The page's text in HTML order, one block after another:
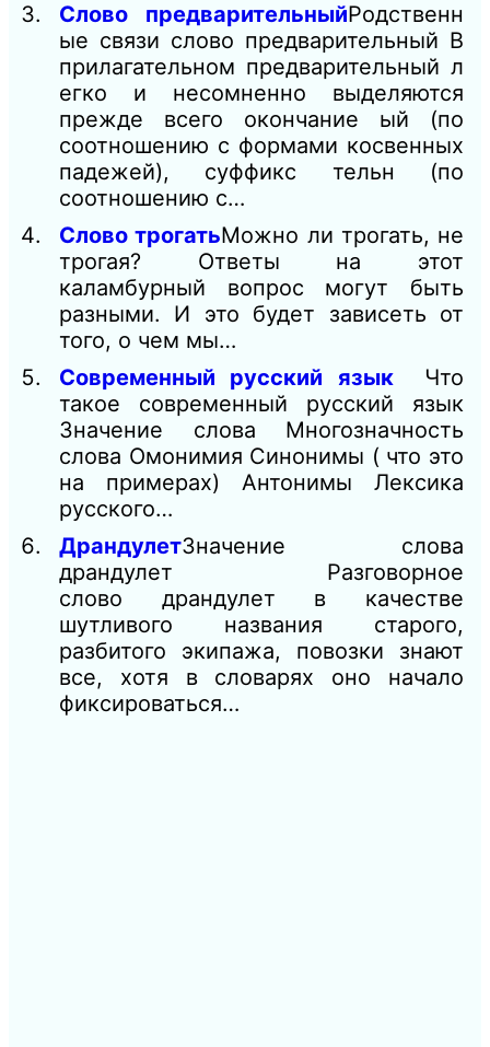
Слово предварительныйРодственн
ые связи слово предварительный В
прилагательном предварительный л
егко и несомненно выделяются
прежде всего окончание ый (по
соотношению с формами косвенных
падежей), суффикс тельн (по
соотношению с…
Слово трогатьМожно ли трогать, не
трогая? Ответы на этот
каламбурный вопрос могут быть
разными. И это будет зависеть от
того, о чем мы…
Современный русский языкЧто
такое современный русский язык
Значение слова Многозначность
слова Омонимия Синонимы ( что это
на примерах) Антонимы Лексика
русского…
ДрандулетЗначение слова
драндулет Разговорное
слово драндулет в качестве
шутливого названия старого,
разбитого экипажа, повозки знают
все, хотя в словарях оно начало
фиксироваться…